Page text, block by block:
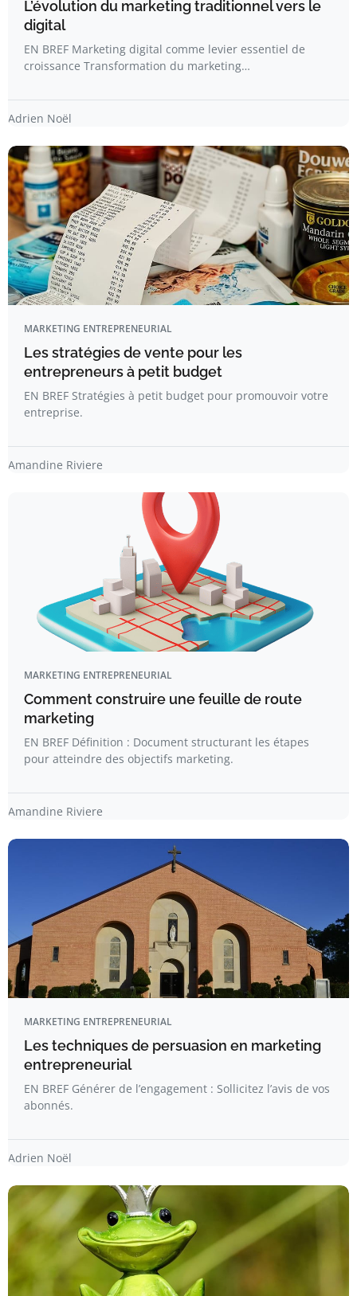
L’évolution du marketing traditionnel vers le
digital
EN BREF Marketing digital comme levier essentiel de
croissance Transformation du marketing…
Adrien Noël
MARKETING ENTREPRENEURIAL
Les stratégies de vente pour les
entrepreneurs à petit budget
EN BREF Stratégies à petit budget pour promouvoir votre
entreprise.
Amandine Riviere
MARKETING ENTREPRENEURIAL
Comment construire une feuille de route
marketing
EN BREF Définition : Document structurant les étapes
pour atteindre des objectifs marketing.
Amandine Riviere
MARKETING ENTREPRENEURIAL
Les techniques de persuasion en marketing
entrepreneurial
EN BREF Générer de l’engagement : Sollicitez l’avis de vos
abonnés.
Adrien Noël